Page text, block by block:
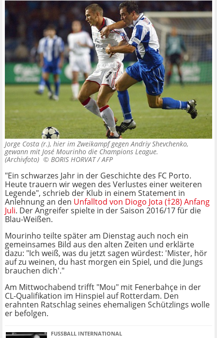
Jorge Costa (r.), hier im Zweikampf gegen Andriy Shevchenko,
gewann mit José Mourinho die Champions League.
(Archivfoto) © BORIS HORVAT / AFP
"Ein schwarzes Jahr in der Geschichte des FC Porto.
Heute trauern wir wegen des Verlustes einer weiteren
Legende", schrieb der Klub in einem Statement in
Anlehnung an den Unfalltod von Diogo Jota (†28) Anfang
Juli. Der Angreifer spielte in der Saison 2016/17 für die
Blau-Weißen.
Mourinho teilte später am Dienstag auch noch ein
gemeinsames Bild aus den alten Zeiten und erklärte
dazu: "Ich weiß, was du jetzt sagen würdest: 'Mister, hör
auf zu weinen, du hast morgen ein Spiel, und die Jungs
brauchen dich'."
Am Mittwochabend trifft "Mou" mit Fenerbahçe in der
CL-Qualifikation im Hinspiel auf Rotterdam. Den
erahnten Ratschlag seines ehemaligen Schützlings wolle
er befolgen.
FUSSBALL INTERNATIONAL